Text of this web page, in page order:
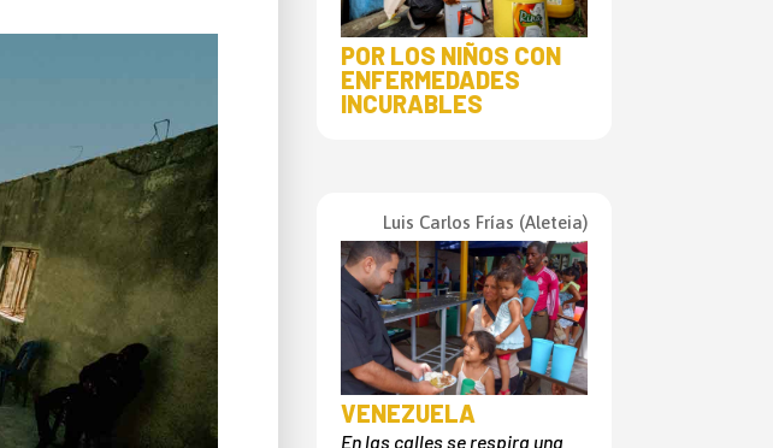
POR LOS NIÑOS CON
ENFERMEDADES
INCURABLES
Luis Carlos Frías (Aleteia)
VENEZUELA
En las calles se respira una